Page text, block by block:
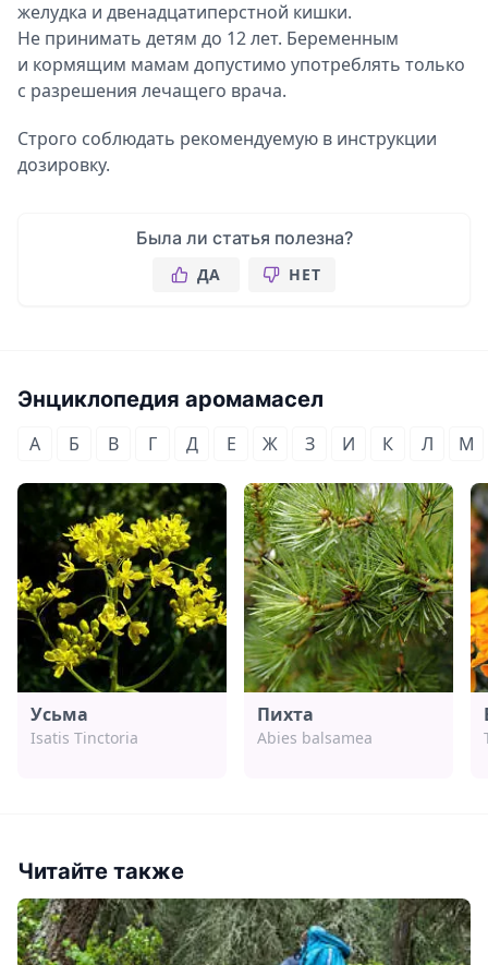
желудка и двенадцатиперстной кишки.
Не принимать детям до 12 лет. Беременным
и кормящим мамам допустимо употреблять только
с разрешения лечащего врача.
Строго соблюдать рекомендуемую в инструкции
дозировку.
Была ли статья полезна?
ДА НЕТ
Энциклопедия аромамасел
А Б В Г Д Е Ж З И К Л М
Усьма
Isatis Tinctoria
Пихта
Abies balsamea
Читайте также